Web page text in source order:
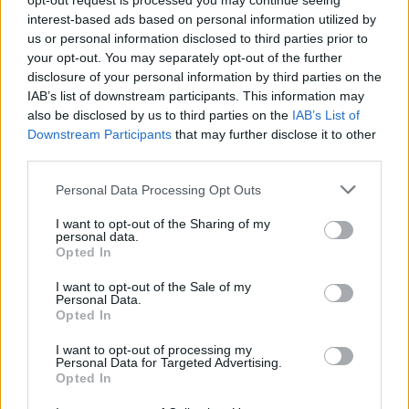
interest-based ads based on personal information utilized by
us or personal information disclosed to third parties prior to
your opt-out. You may separately opt-out of the further
disclosure of your personal information by third parties on the
IAB’s list of downstream participants. This information may
also be disclosed by us to third parties on the IAB’s List of
Downstream Participants that may further disclose it to other
Personal Data Processing Opt Outs
I want to opt-out of the Sharing of my
personal data.
Opted In
I want to opt-out of the Sale of my
Personal Data.
Opted In
I want to opt-out of processing my
Personal Data for Targeted Advertising.
Opted In
Sok román állampolgár még mindig az 1997-es
mintára kiállított személyi igazolványt használja,
azonban ezt fokozatosan kivonják a forgalomból,
amint az új elektronikus és egyszerű személyi
igazolványok országszerte elérhetővé válnak.